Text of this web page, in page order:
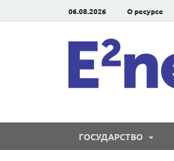
06.08.2026 О ресурсе
ГОСУДАРСТВО